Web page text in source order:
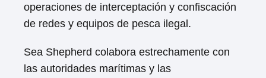
operaciones de interceptación y confiscación
de redes y equipos de pesca ilegal.
Sea Shepherd colabora estrechamente con
las autoridades marítimas y las